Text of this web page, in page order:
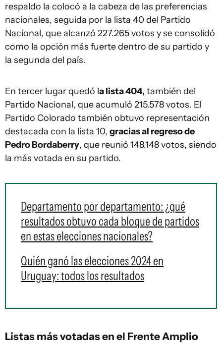
respaldo la colocó a la cabeza de las preferencias
nacionales, seguida por la lista 40 del Partido
Nacional, que alcanzó 227.265 votos y se consolidó
como la opción más fuerte dentro de su partido y
la segunda del país.
En tercer lugar quedó la lista 404, también del
Partido Nacional, que acumuló 215.578 votos. El
Partido Colorado también obtuvo representación
destacada con la lista 10, gracias al regreso de
Pedro Bordaberry, que reunió 148.148 votos, siendo
la más votada en su partido.
Departamento por departamento: ¿qué
resultados obtuvo cada bloque de partidos
en estas elecciones nacionales?
Quién ganó las elecciones 2024 en
Uruguay: todos los resultados
Listas más votadas en el Frente Amplio